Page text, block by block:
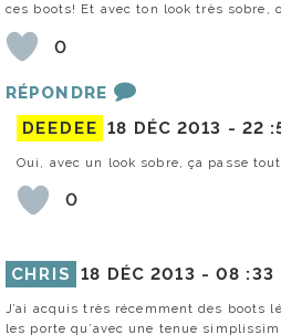
ces boots! Et avec ton look très sobre,
0
RÉPONDRE
DEEDEE 18 DÉC 2013 - 22
Oui, avec un look sobre, ça passe
0
CHRIS 18 DÉC 2013 -08 :33
J’ai acquis très récemment des boots
les porte qu’avec une tenue